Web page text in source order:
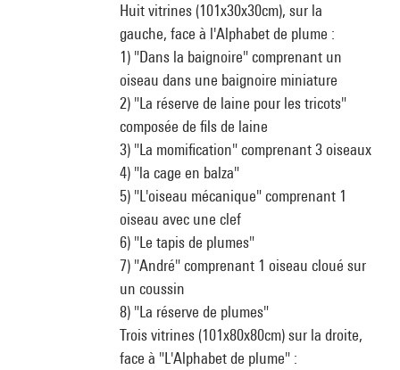
Huit vitrines (101x30x30cm), sur la
gauche, face à l'Alphabet de plume :
1) "Dans la baignoire" comprenant un
oiseau dans une baignoire miniature
2) "La réserve de laine pour les tricots"
composée de fils de laine
3) "La momification" comprenant 3 oiseaux
4) "la cage en balza"
5) "L'oiseau mécanique" comprenant 1
oiseau avec une clef
6) "Le tapis de plumes"
7) "André" comprenant 1 oiseau cloué sur
un coussin
8) "La réserve de plumes"
Trois vitrines (101x80x80cm) sur la droite,
face à "L'Alphabet de plume" :